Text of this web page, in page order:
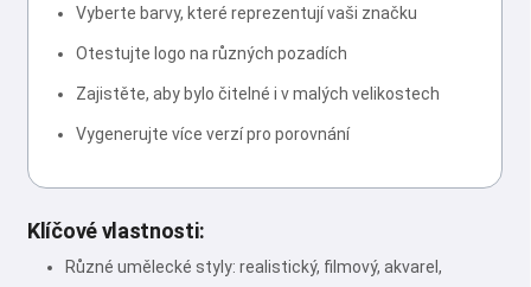
Vyberte barvy, které reprezentují vaši značku
Otestujte logo na různých pozadích
Zajistěte, aby bylo čitelné i v malých velikostech
Vygenerujte více verzí pro porovnání
Klíčové vlastnosti:
Různé umělecké styly: realistický, filmový, akvarel,